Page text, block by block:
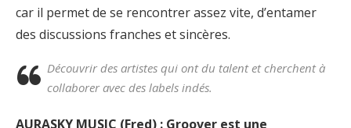
car il permet de se rencontrer assez vite, d’entamer
des discussions franches et sincères.
Découvrir des artistes qui ont du talent et cherchent à
collaborer avec des labels indés.
AURASKY MUSIC (Fred) : Groover est une